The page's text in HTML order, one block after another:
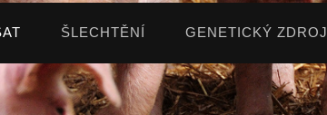
ŠLECHTĚNÍ GENETICKÝ ZDROJ